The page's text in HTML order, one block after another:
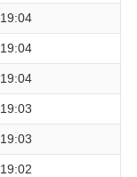
19:04
19:04
19:04
19:03
19:03
19:02